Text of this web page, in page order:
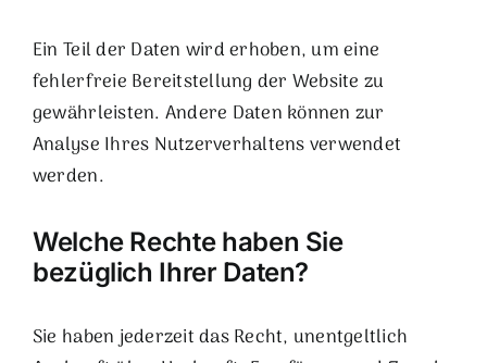
Ein Teil der Daten wird erhoben, um eine
fehlerfreie Bereitstellung der Website zu
gewährleisten. Andere Daten können zur
Analyse Ihres Nutzerverhaltens verwendet
werden.
Welche Rechte haben Sie
bezüglich Ihrer Daten?
Sie haben jederzeit das Recht, unentgeltlich